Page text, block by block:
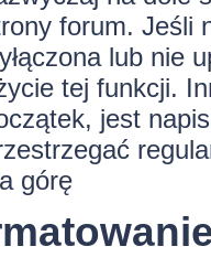
forum. Jeśli
lub nie
tej funkcji.
jest
górę